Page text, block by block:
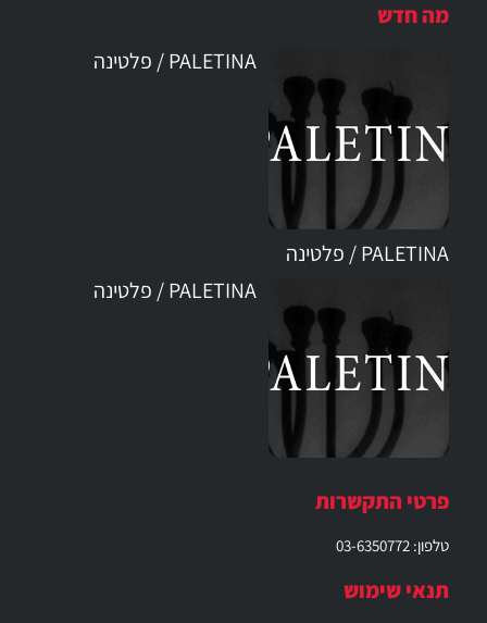
מה חדש
PALETINA / פלטינה
PALETINA / פלטינה
PALETINA / פלטינה
פרטי התקשרות
טלפון: 03-6350772
תנאי שימוש